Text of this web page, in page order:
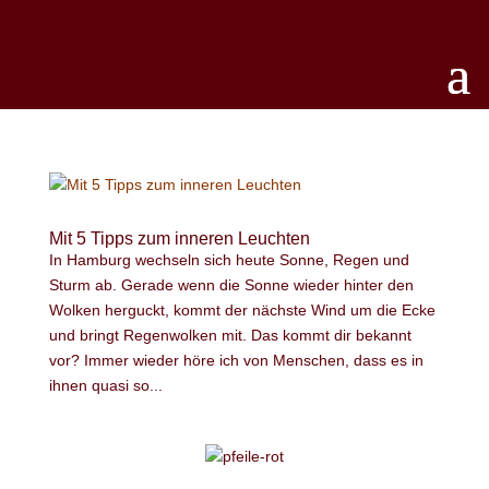
Mit 5 Tipps zum inneren Leuchten
In Hamburg wechseln sich heute Sonne, Regen und
Sturm ab. Gerade wenn die Sonne wieder hinter den
Wolken herguckt, kommt der nächste Wind um die Ecke
und bringt Regenwolken mit. Das kommt dir bekannt
vor? Immer wieder höre ich von Menschen, dass es in
ihnen quasi so...